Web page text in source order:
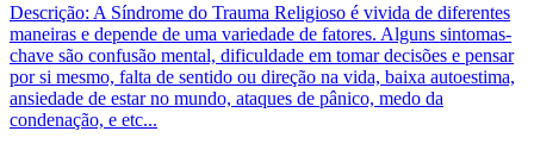
Descrição: A Síndrome do Trauma Religioso é vivida de diferentes
maneiras e depende de uma variedade de fatores. Alguns sintomas-
chave são confusão mental, dificuldade em tomar decisões e pensar
por si mesmo, falta de sentido ou direção na vida, baixa autoestima,
ansiedade de estar no mundo, ataques de pânico, medo da
condenação, e etc...